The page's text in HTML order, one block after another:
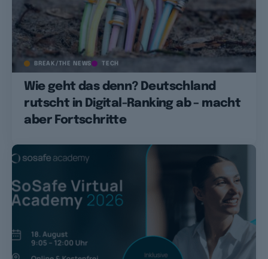
BREAK/THE NEWS TECH
Wie geht das denn? Deutschland
rutscht in Digital-Ranking ab – macht
aber Fortschritte